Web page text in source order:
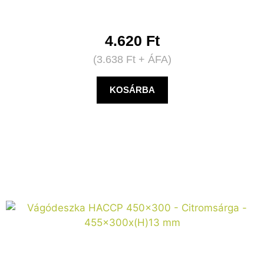
4.620 Ft
(3.638 Ft+ ÁFA)
KOSÁRBA